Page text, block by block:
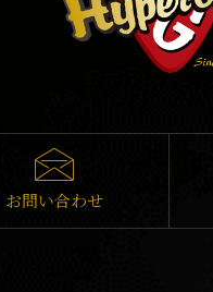
お問い合わせ